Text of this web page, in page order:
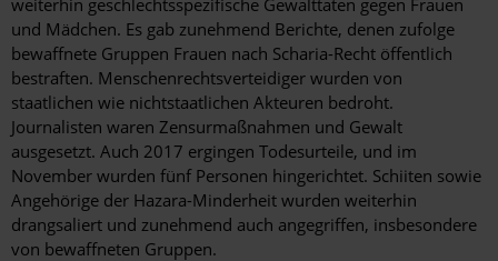
und Mädchen. Es gab zunehmend Berichte, denen zufolge
bewaffnete Gruppen Frauen nach Scharia-Recht öffentlich
bestraften. Menschenrechtsverteidiger wurden von
staatlichen wie nichtstaatlichen Akteuren bedroht.
Journalisten waren Zensurmaßnahmen und Gewalt
ausgesetzt. Auch 2017 ergingen Todesurteile, und im
November wurden fünf Personen hingerichtet. Schiiten sowie
Angehörige der Hazara-Minderheit wurden weiterhin
drangsaliert und zunehmend auch angegriffen, insbesondere
von bewaffneten Gruppen.